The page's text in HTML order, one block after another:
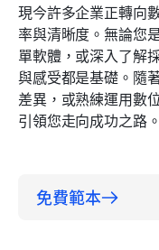
現今許多企業正轉向
率與清晰度。無論您
單軟體，或深入了解
與感受都是基礎。隨
差異，或熟練運用數
引領您走向成功之路。
免費範本